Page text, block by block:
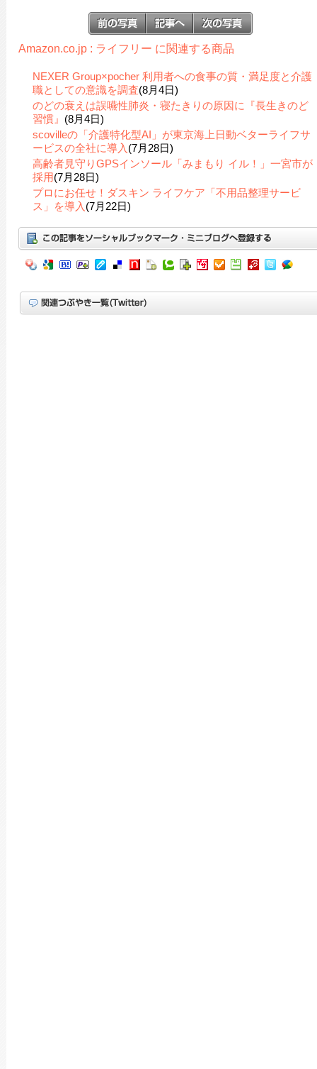
Amazon.co.jp : ライフリー に関連する商品
NEXER Group×pocher 利用者への食事の質・満足度と介護
職としての意識を調査(8月4日)
のどの衰えは誤嚥性肺炎・寝たきりの原因に『長生きのど
習慣』 (8月4日)
scovilleの「介護特化型AI」が東京海上日動ベターライフサ
ービスの全社に導入 (7月28日)
高齢者見守りGPSインソール「みまもり イル！」一宮市が
採用(7月28日)
プロにお任せ！ダスキン ライフケア「不用品整理サービ
ス」を導入 (7月22日)